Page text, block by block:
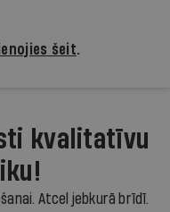
šeit.
kvalitatīvu
Atcel jebkurā brīdī.